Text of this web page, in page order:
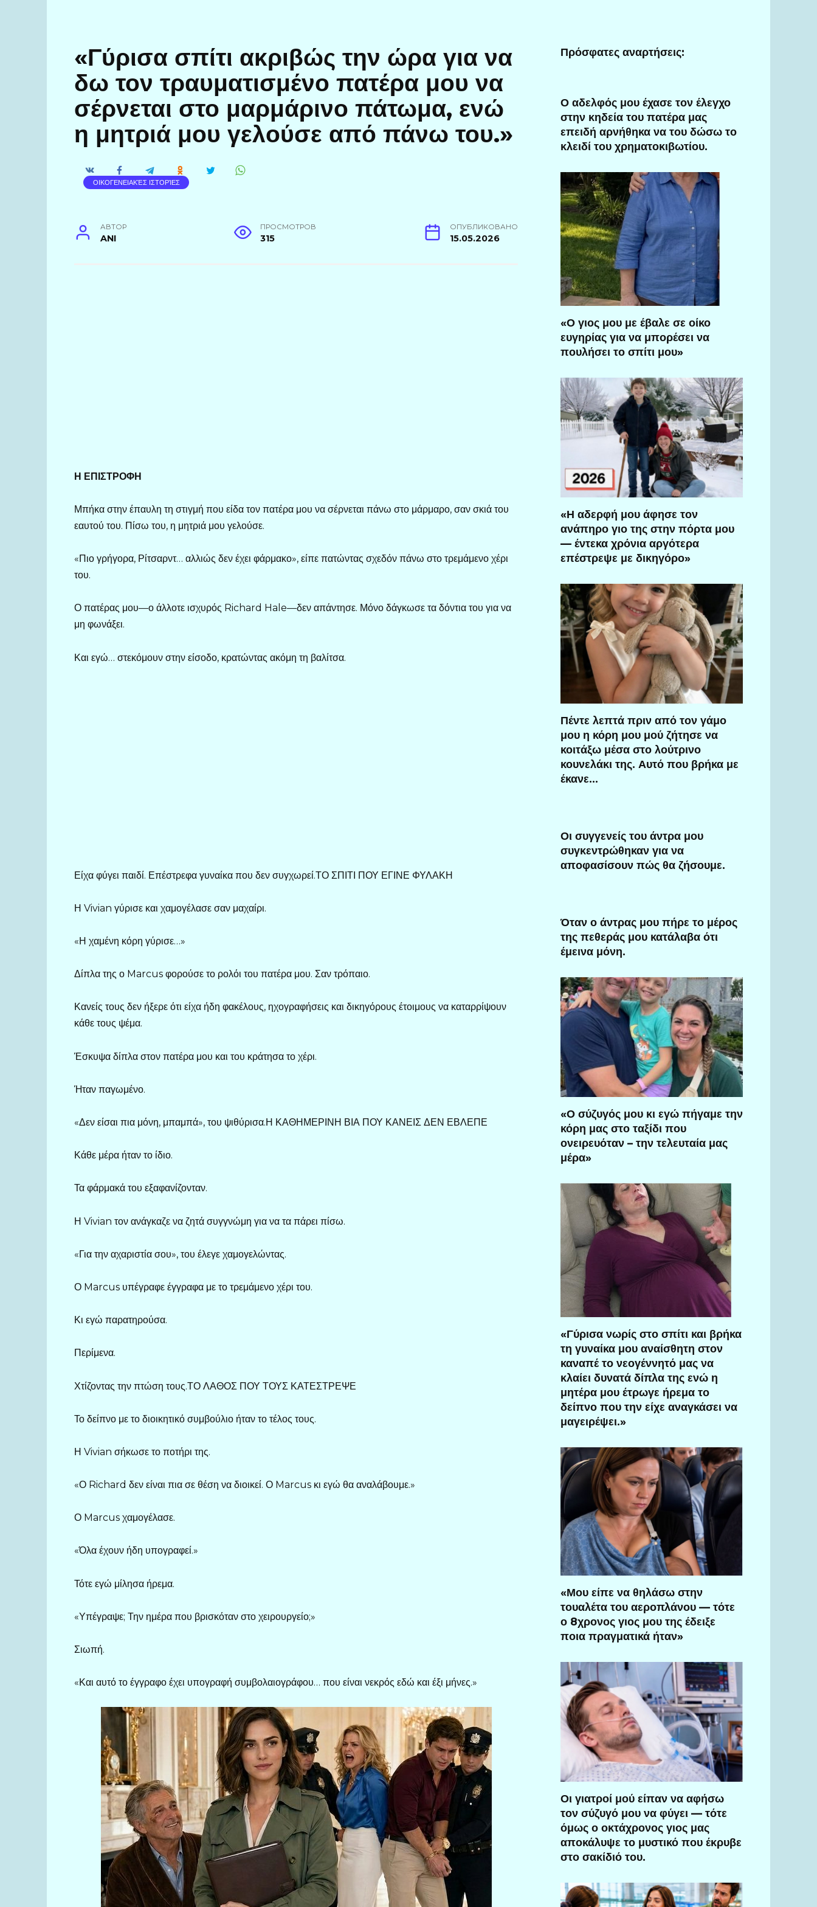
«Γύρισα σπίτι ακριβώς την ώρα για να
δω τον τραυματισμένο πατέρα μου να
σέρνεται στο μαρμάρινο πάτωμα, ενώ
η μητριά μου γελούσε από πάνω του.»
ΟΙΚΟΓΕΝΕΙΑΚΈΣ ΙΣΤΟΡΊΕΣ
АВТОР
ANI
ПРОСМОТРОВ
315
ОПУБЛИКОВАНО
15.05.2026
Η ΕΠΙΣΤΡΟΦΗ
Μπήκα στην έπαυλη τη στιγμή που είδα τον πατέρα μου να σέρνεται πάνω στο μάρμαρο, σαν σκιά του
εαυτού του. Πίσω του, η μητριά μου γελούσε.
«Πιο γρήγορα, Ρίτσαρντ… αλλιώς δεν έχει φάρμακο», είπε πατώντας σχεδόν πάνω στο τρεμάμενο χέρι
του.
Ο πατέρας μου—ο άλλοτε ισχυρός Richard Hale—δεν απάντησε. Μόνο δάγκωσε τα δόντια του για να
μη φωνάξει.
Και εγώ… στεκόμουν στην είσοδο, κρατώντας ακόμη τη βαλίτσα.
Είχα φύγει παιδί. Επέστρεφα γυναίκα που δεν συγχωρεί.ΤΟ ΣΠΙΤΙ ΠΟΥ ΕΓΙΝΕ ΦΥΛΑΚΗ
Η Vivian γύρισε και χαμογέλασε σαν μαχαίρι.
«Η χαμένη κόρη γύρισε…»
Δίπλα της ο Marcus φορούσε το ρολόι του πατέρα μου. Σαν τρόπαιο.
Κανείς τους δεν ήξερε ότι είχα ήδη φακέλους, ηχογραφήσεις και δικηγόρους έτοιμους να καταρρίψουν
κάθε τους ψέμα.
Έσκυψα δίπλα στον πατέρα μου και του κράτησα το χέρι.
Ήταν παγωμένο.
«Δεν είσαι πια μόνη, μπαμπά», του ψιθύρισα.Η ΚΑΘΗΜΕΡΙΝΗ ΒΙΑ ΠΟΥ ΚΑΝΕΙΣ ΔΕΝ ΕΒΛΕΠΕ
Κάθε μέρα ήταν το ίδιο.
Τα φάρμακά του εξαφανίζονταν.
Η Vivian τον ανάγκαζε να ζητά συγγνώμη για να τα πάρει πίσω.
«Για την αχαριστία σου», του έλεγε χαμογελώντας.
Ο Marcus υπέγραφε έγγραφα με το τρεμάμενο χέρι του.
Κι εγώ παρατηρούσα.
Περίμενα.
Χτίζοντας την πτώση τους.ΤΟ ΛΑΘΟΣ ΠΟΥ ΤΟΥΣ ΚΑΤΕΣΤΡΕΨΕ
Το δείπνο με το διοικητικό συμβούλιο ήταν το τέλος τους.
Η Vivian σήκωσε το ποτήρι της.
«Ο Richard δεν είναι πια σε θέση να διοικεί. Ο Marcus κι εγώ θα αναλάβουμε.»
Ο Marcus χαμογέλασε.
«Όλα έχουν ήδη υπογραφεί.»
Τότε εγώ μίλησα ήρεμα.
«Υπέγραψε; Την ημέρα που βρισκόταν στο χειρουργείο;»
Σιωπή.
«Και αυτό το έγγραφο έχει υπογραφή συμβολαιογράφου… που είναι νεκρός εδώ και έξι μήνες.»
Πρόσφατες αναρτήσεις:
Ο αδελφός μου έχασε τον έλεγχο
στην κηδεία του πατέρα μας
επειδή αρνήθηκα να του δώσω το
κλειδί του χρηματοκιβωτίου.
«Ο γιος μου με έβαλε σε οίκο
ευγηρίας για να μπορέσει να
πουλήσει το σπίτι μου»
«Η αδερφή μου άφησε τον
ανάπηρο γιο της στην πόρτα μου
— έντεκα χρόνια αργότερα
επέστρεψε με δικηγόρο»
Πέντε λεπτά πριν από τον γάμο
μου η κόρη μου μού ζήτησε να
κοιτάξω μέσα στο λούτρινο
κουνελάκι της. Αυτό που βρήκα με
έκανε…
Οι συγγενείς του άντρα μου
συγκεντρώθηκαν για να
αποφασίσουν πώς θα ζήσουμε.
Όταν ο άντρας μου πήρε το μέρος
της πεθεράς μου κατάλαβα ότι
έμεινα μόνη.
«Ο σύζυγός μου κι εγώ πήγαμε την
κόρη μας στο ταξίδι που
ονειρευόταν – την τελευταία μας
μέρα»
«Γύρισα νωρίς στο σπίτι και βρήκα
τη γυναίκα μου αναίσθητη στον
καναπέ το νεογέννητό μας να
κλαίει δυνατά δίπλα της ενώ η
μητέρα μου έτρωγε ήρεμα το
δείπνο που την είχε αναγκάσει να
μαγειρέψει.»
«Μου είπε να θηλάσω στην
τουαλέτα του αεροπλάνου — τότε
ο 8χρονος γιος μου της έδειξε
ποια πραγματικά ήταν»
Οι γιατροί μού είπαν να αφήσω
τον σύζυγό μου να φύγει — τότε
όμως ο οκτάχρονος γιος μας
αποκάλυψε το μυστικό που έκρυβε
στο σακίδιό του.